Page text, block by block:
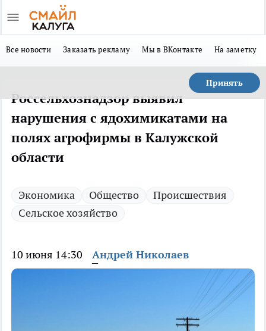
Все новости Заказать рекламу Мы в ВКонтакте На заметку
Принять
Россельхознадзор выявил
нарушения с ядохимикатами на
полях агрофирмы в Калужской
области
Экономика Общество
Происшествия
Сельское хозяйство
10 июня 14:30 Андрей Николаев